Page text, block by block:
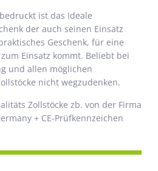
ist das Ideale
der auch seinen Einsatz
Geschenk, für eine
Einsatz kommt. Beliebt bei
und allen möglichen
nicht wegzudenken.
Zollstöcke zb. von der Firma
+ CE-Prüfkennzeichen